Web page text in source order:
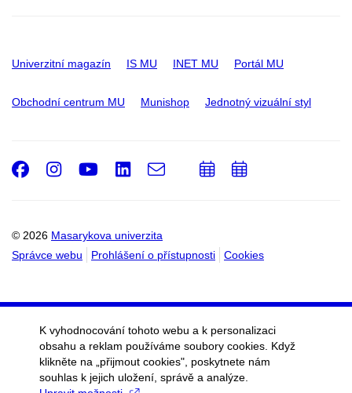
Univerzitní magazín IS MU INET MU Portál MU
Obchodní centrum MU Munishop Jednotný vizuální styl
© 2026 Masarykova univerzita
Správce webu
Prohlášení o přístupnosti Cookies
Facebook
Instagram
Youtube
LinkedIn
e-
PřidatPřidat
K vyhodnocování tohoto webu a k personalizaci
obsahu a reklam používáme soubory cookies. Když
klikněte na „přijmout cookies", poskytnete nám
souhlas k jejich uložení, správě a analýze.